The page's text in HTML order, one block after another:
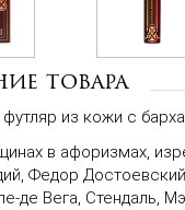
товара
из кожи с
в афоризмах,
Федор
де Вега, Стендаль,